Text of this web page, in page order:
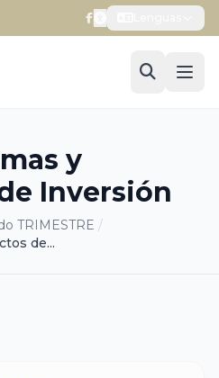
y
Inversión
TRIMESTRE /
de...